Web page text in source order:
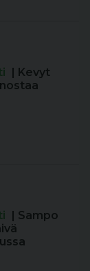
| Kevyt
| Sampo